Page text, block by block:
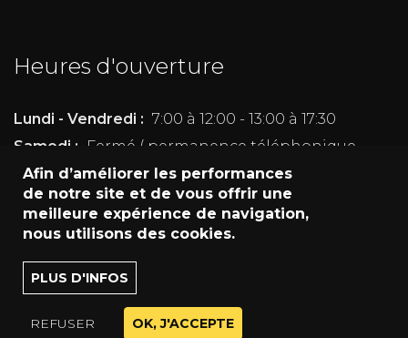
Heures d'ouverture
Lundi - Vendredi : 7:00 à 12:00 - 13:00 à 17:30
Samedi :
Fermé ( permanence téléphonique
pour les machines en cours de location)
Dimanche : Fermé
Transport
© 2017TBC Location SPRL
IVie privée Design & Développement:
Afin d’améliorer les performances
de notre site et de vous offrir une
meilleure expérience de navigation,
nous utilisons des cookies.
PLUS D'INFOS
REFUSER OK, J'ACCEPTE